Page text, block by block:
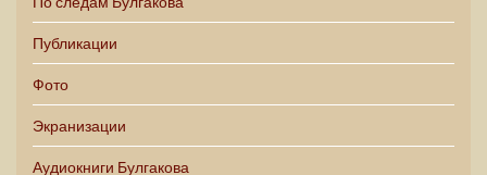
Публикации
Фото
Экранизации
Аудиокниги Булгакова